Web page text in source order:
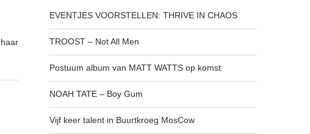
EVENTJES VOORSTELLEN: THRIVE IN CHAOS
TROOST – Not All Men
Postuum album van MATT WATTS op komst
NOAH TATE – Boy Gum
Vijf keer talent in Buurtkroeg MosCow